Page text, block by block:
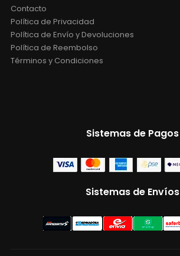
Contacto
Política de Privacidad
Política de Envío y Devoluciones
Política de Reembolso
Términos y Condiciones
Sistemas de Pagos
Sistemas de Envíos